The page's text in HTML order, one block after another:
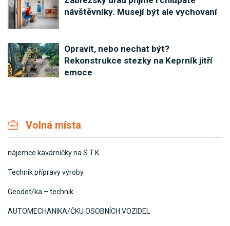
návštěvníky. Musejí být ale vychovaní
Opravit, nebo nechat být?
Rekonstrukce stezky na Keprník jitří
emoce
Volná místa
nájemce kavárničky na S.T.K.
Technik přípravy výroby
Geodet/ka – technik
AUTOMECHANIKA/ČKU OSOBNÍCH VOZIDEL